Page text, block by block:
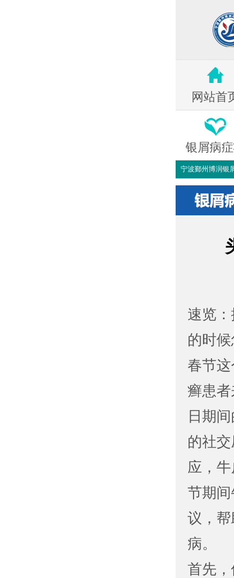
网站首
银屑病
宁波鄞州博润银
速览
的时
春节
癣患
日期
的社交
应，
节期
议，
病。
首先